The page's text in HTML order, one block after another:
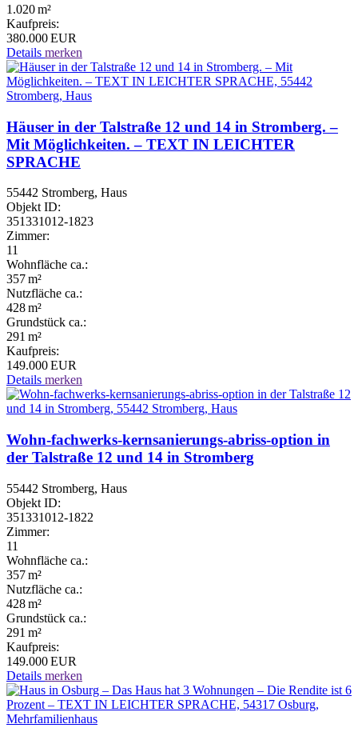
1.020 m²
Kaufpreis:
380.000 EUR
Details merken
Häuser in der Talstraße 12 und 14 in Stromberg. –
Mit Möglichkeiten. – TEXT IN LEICHTER
SPRACHE
55442 Stromberg, Haus
Objekt ID:
351331012-1823
Zimmer:
11
Wohnfläche ca.:
357 m²
Nutzfläche ca.:
428 m²
Grund­stück ca.:
291 m²
Kaufpreis:
149.000 EUR
Details merken
Wohn-fachwerks-kernsanierungs-abriss-option in
der Talstraße 12 und 14 in Stromberg
55442 Stromberg, Haus
Objekt ID:
351331012-1822
Zimmer:
11
Wohnfläche ca.:
357 m²
Nutzfläche ca.:
428 m²
Grund­stück ca.:
291 m²
Kaufpreis:
149.000 EUR
Details merken